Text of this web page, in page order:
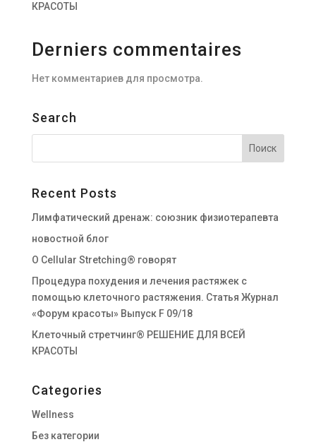
КРАСОТЫ
Derniers commentaires
Нет комментариев для просмотра.
Search
Recent Posts
Лимфатический дренаж: союзник физиотерапевта
новостной блог
О Cellular Stretching® говорят
Процедура похудения и лечения растяжек с
помощью клеточного растяжения. Статья Журнал
«Форум красоты» Выпуск F 09/18
Клеточный стретчинг® РЕШЕНИЕ ДЛЯ ВСЕЙ
КРАСОТЫ
Categories
Wellness
Без категории